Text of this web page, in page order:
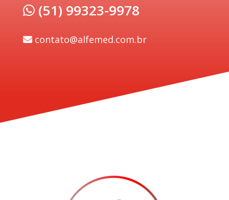
(51) 99323-9978
contato@alfemed.com.br